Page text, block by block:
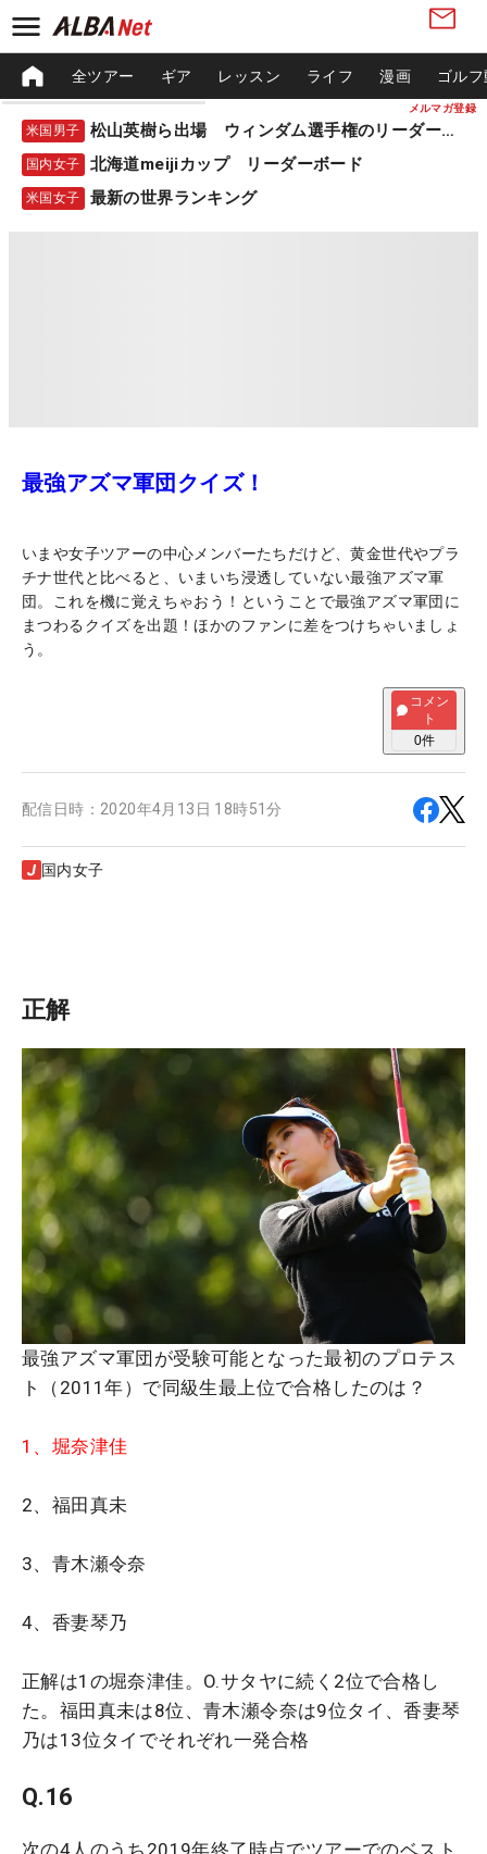
メルマガ登録
全ツアー ギア レッスン ライフ 漫画 ゴル
米国男子 松山英樹ら出場 ウィンダム選手権のリーダーボード
国内女子 北海道meijiカップ リーダーボード
米国女子 最新の世界ランキング
最強アズマ軍団クイズ！
いまや女子ツアーの中心メンバーたちだけど、黄金世代やプラ
チナ世代と比べると、いまいち浸透していない最強アズマ軍
団。これを機に覚えちゃおう！ということで最強アズマ軍団に
まつわるクイズを出題！ほかのファンに差をつけちゃいましょ
う。
コメン
ト
0件
配信日時： 2020年4月13日 18時51分
国内女子
正解
最強アズマ軍団が受験可能となった最初のプロテス
ト（2011年）で同級生最上位で合格したのは？
1、堀奈津佳
2、福田真未
3、青木瀬令奈
4、香妻琴乃
正解は1の堀奈津佳。O.サタヤに続く2位で合格し
た。福田真未は8位、青木瀬令奈は9位タイ、香妻琴
乃は13位タイでそれぞれ一発合格
Q.16
次の4人のうち2019年終了時点でツアーでのベスト